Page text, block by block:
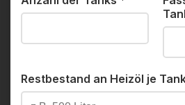
Restbestand an Heizöl je